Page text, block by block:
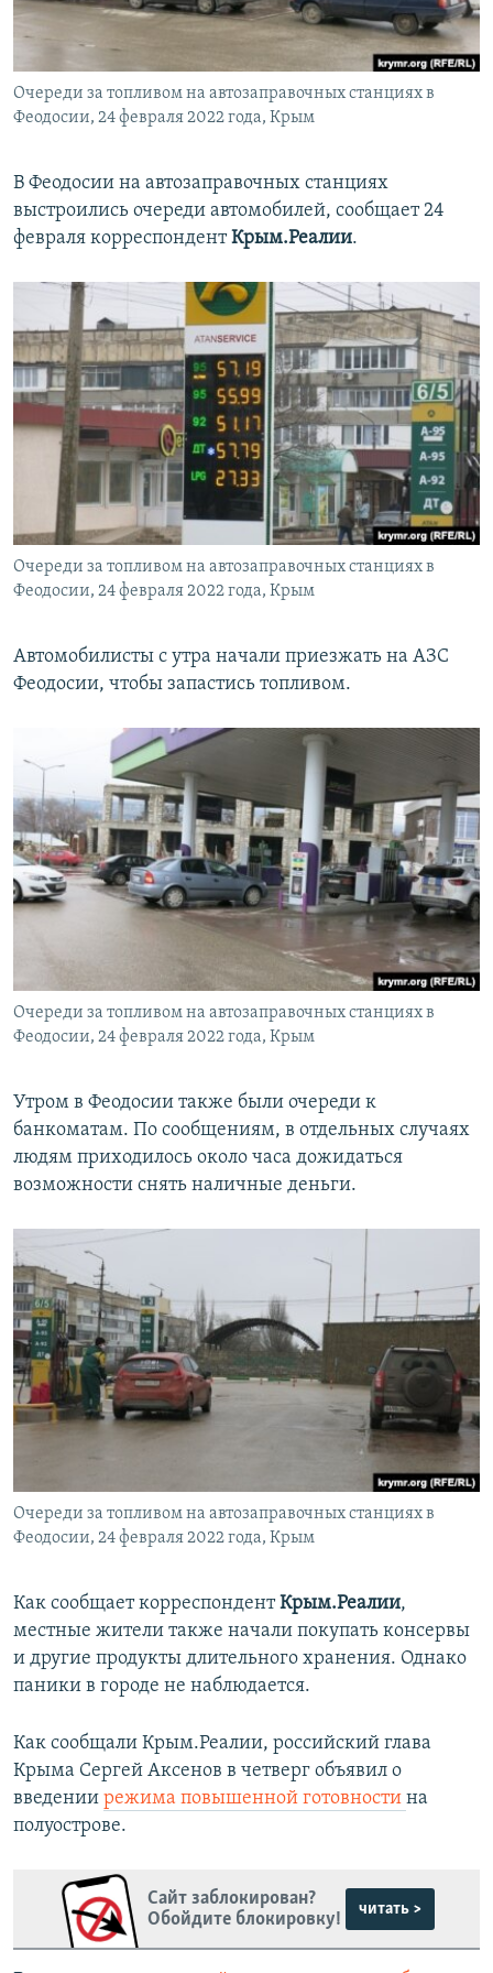
ПОБЕДИТЕЛЕЙ НЕ СУДЯТ?
ELIFBE
ПРИСОЕДИНЯЙТЕСЬ!
Очереди за топливом на автозаправочных станциях в
Феодосии, 24 февраля 2022 года, Крым
В Феодосии на автозаправочных станциях
выстроились очереди автомобилей, сообщает 24
февраля корреспондентКрым.Реалии.
Очереди за топливом на автозаправочных станциях в
Феодосии, 24 февраля 2022 года, Крым
Автомобилисты с утра начали приезжать на АЗС
Феодосии, чтобы запастись топливом.
Очереди за топливом на автозаправочных станциях в
Феодосии, 24 февраля 2022 года, Крым
Утром в Феодосии также были очереди к
банкоматам. По сообщениям, в отдельных случаях
людям приходилось около часа дожидаться
возможности снять наличные деньги.
Очереди за топливом на автозаправочных станциях в
Феодосии, 24 февраля 2022 года, Крым
Как сообщает корреспондентКрым.Реалии,
местные жители также начали покупать консервы
и другие продукты длительного хранения. Однако
паники в городе не наблюдается.
Как сообщали Крым.Реалии, российский глава
Крыма Сергей Аксенов в четверг объявил о
введении режима повышенной готовности на
полуострове.
Сайт заблокирован?
Обойдите блокировку!
читать >